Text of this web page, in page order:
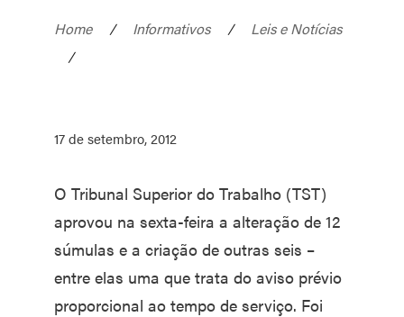
Home / Informativos /
Leis e Notícias
/
17 de setembro, 2012
O Tribunal Superior do Trabalho (TST)
aprovou na sexta-feira a alteração de 12
súmulas e a criação de outras seis –
entre elas uma que trata do aviso prévio
proporcional ao tempo de serviço. Foi